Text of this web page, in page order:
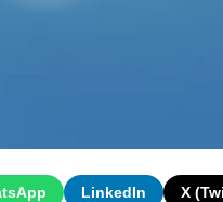
LinkedIn X